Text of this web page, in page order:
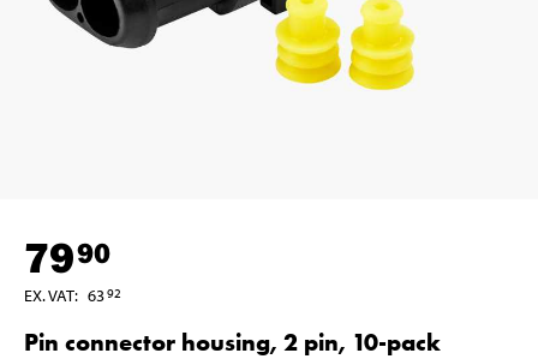
7990
EX. VAT: 6392
Pin connector housing, 2 pin, 10-pack